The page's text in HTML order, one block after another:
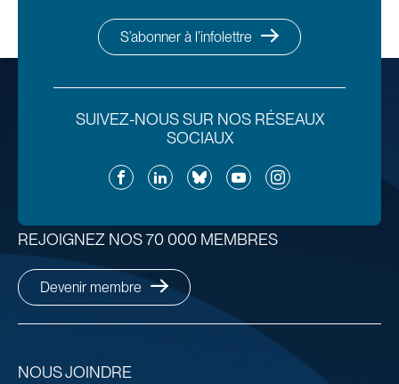
S’abonner à l’infolettre
SUIVEZ-NOUS SUR NOS RÉSEAUX
SOCIAUX
FacebookLinkedInBlueskyYouTubeInstagram
NOUS JOINDRE
REJOIGNEZ NOS 70 000 MEMBRES
Devenir membre